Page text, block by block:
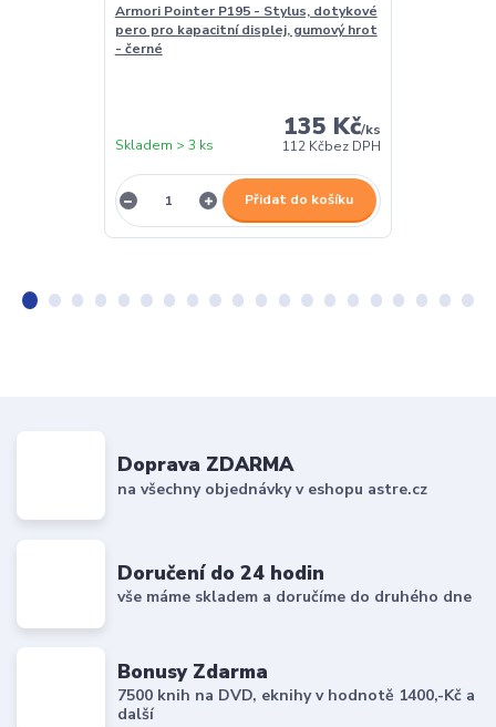
Armori Pointer P195 - Stylus, dotykové
pero pro kapacitní displej, gumový hrot
- černé
135 Kč/ks
112 Kčbez DPH
Skladem > 3 ks
Přidat do košíku
Doprava ZDARMA
na všechny objednávky v eshopu astre.cz
Doručení do 24 hodin
vše máme skladem a doručíme do druhého dne
Bonusy Zdarma
7500 knih na DVD, eknihy v hodnotě 1400,-Kč a
další